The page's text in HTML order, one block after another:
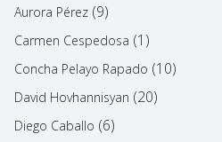
Aurora Pérez (9)
Carmen Cespedosa (1)
Concha Pelayo Rapado (10)
David Hovhannisyan (20)
Diego Caballo (6)